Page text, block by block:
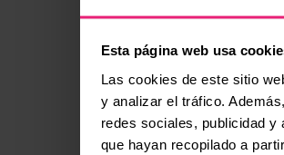
Esta página web usa
Las cookies de este sitio
y analizar el tráfico.
redes sociales, publicidad y
que hayan recopilado a